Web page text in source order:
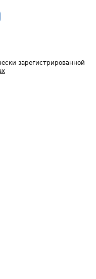
зарегистрированной